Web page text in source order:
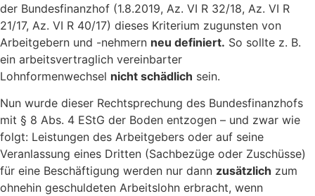
der Bundesfinanzhof (1.8.2019, Az. VI R 32/18, Az. VI R
21/17, Az. VI R 40/17) dieses Kriterium zugunsten von
Arbeitgebern und -nehmern neu definiert. So sollte z. B.
ein arbeitsvertraglich vereinbarter
Lohnformenwechsel nicht schädlich sein.
Nun wurde dieser Rechtsprechung des Bundesfinanzhofs
mit § 8 Abs. 4 EStG der Boden entzogen – und zwar wie
folgt: Leistungen des Arbeitgebers oder auf seine
Veranlassung eines Dritten (Sachbezüge oder Zuschüsse)
für eine Beschäftigung werden nur dann zusätzlich zum
ohnehin geschuldeten Arbeitslohn erbracht, wenn